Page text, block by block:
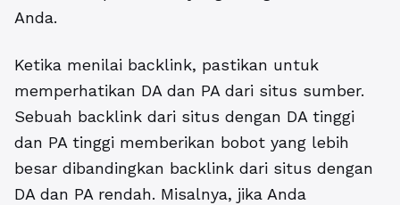
Anda.
Ketika menilai backlink, pastikan untuk
memperhatikan DA dan PA dari situs sumber.
Sebuah backlink dari situs dengan DA tinggi
dan PA tinggi memberikan bobot yang lebih
besar dibandingkan backlink dari situs dengan
DA dan PA rendah. Misalnya, jika Anda